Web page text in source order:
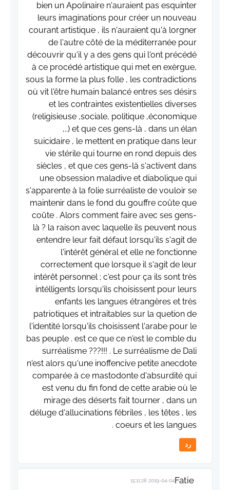
bien un Apolinaire n'auraient pas esquinter
leurs imaginations pour créer un nouveau
courant artistique , ils n'auraient qu'à lorgner
de l'autre côté de la méditerranée pour
découvrir qu'il y a des gens qui l'ont précédé
à ce procédé artistique qui met en exèrgue,
sous la forme la plus folle , les contradictions
où vit l'être humain balancé entres ses désirs
et les contraintes existentielles diverses
(religisieuse ,sociale, politique ,économique
,..) et que ces gens-là , dans un élan
suicidaire , le mettent en pratique dans leur
vie stérile qui tourne en rond depuis des
siècles , et que ces gens-là s'activent dans
une obsession maladive et diabolique qui
s'apparente à la folie surréaliste de vouloir se
maintenir dans le fond du gouffre coûte que
coûte . Alors comment faire avec ses gens-
là ? la raison avec laquelle ils peuvent nous
entendre leur fait défaut lorsqu'ils s'agit de
l'intérêt général et elle ne fonctionne
correctement que lorsque il s'agit de leur
intérêt personnel ; c'est pour ça ils sont très
intélligents lorsqu'ils choisissent pour leurs
enfants les langues étrangères et très
patriotiques et intraitables sur la quetion de
l'identité lorsqu'ils choisissent l'arabe pour le
bas peuple . est ce que ce n'est le comble du
surréalisme ???!!! . Le surréalisme de Dali
n'est alors qu'une inoffencive petite anecdote
comparée à ce mastodonte d'absurdité qui
est venu du fin fond de cette arabie où le
mirage des déserts fait tourner , dans un
déluge d'allucinations fébriles , les têtes , les
coeurs et les langues .
رد
Fatie
2019-04-04 15:11:28